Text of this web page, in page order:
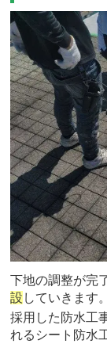
下地の調整が完
設 していきます。
採用した防水工
れるシート防水